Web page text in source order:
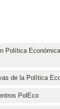
Política
de la Política
PolEco